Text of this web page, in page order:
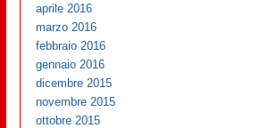
aprile 2016
marzo 2016
febbraio 2016
gennaio 2016
dicembre 2015
novembre 2015
ottobre 2015